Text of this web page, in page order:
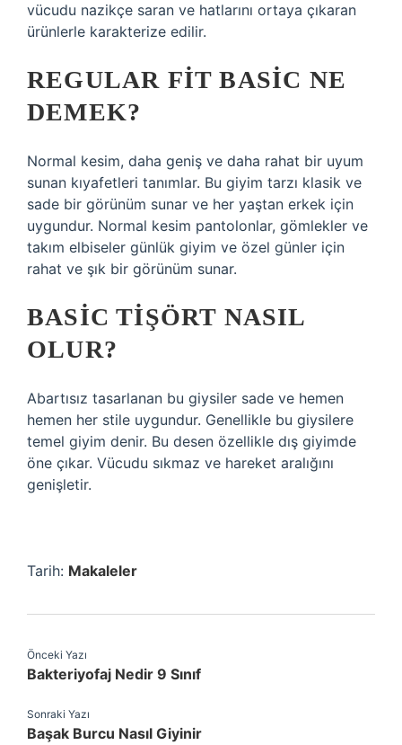
vücudu nazikçe saran ve hatlarını ortaya çıkaran
ürünlerle karakterize edilir.
REGULAR FIT BASIC NE
DEMEK?
Normal kesim, daha geniş ve daha rahat bir uyum
sunan kıyafetleri tanımlar. Bu giyim tarzı klasik ve
sade bir görünüm sunar ve her yaştan erkek için
uygundur. Normal kesim pantolonlar, gömlekler ve
takım elbiseler günlük giyim ve özel günler için
rahat ve şık bir görünüm sunar.
BASIC TIŞÖRT NASIL
OLUR?
Abartısız tasarlanan bu giysiler sade ve hemen
hemen her stile uygundur. Genellikle bu giysilere
temel giyim denir. Bu desen özellikle dış giyimde
öne çıkar. Vücudu sıkmaz ve hareket aralığını
genişletir.
Tarih: Makaleler
Önceki Yazı
Bakteriyofaj Nedir 9 Sınıf
Sonraki Yazı
Başak Burcu Nasıl Giyinir